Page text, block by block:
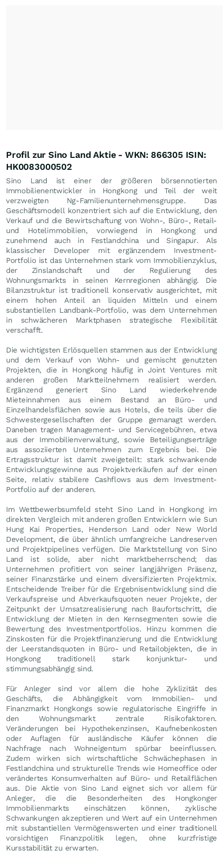
Profil zur Sino Land Aktie - WKN: 866305 ISIN:
HK0083000502
Sino Land ist einer der größeren börsennotierten
Immobilienentwickler in Hongkong und Teil der weit
verzweigten Ng-Familienunternehmensgruppe. Das
Geschäftsmodell konzentriert sich auf die Entwicklung, den
Verkauf und die Bewirtschaftung von Wohn-, Büro-, Retail-
und Hotelimmobilien, vorwiegend in Hongkong und
zunehmend auch in Festlandchina und Singapur. Als
klassischer Developer mit ergänzendem Investment-
Portfolio ist das Unternehmen stark vom Immobilienzyklus,
der Zinslandschaft und der Regulierung des
Wohnungsmarkts in seinen Kernregionen abhängig. Die
Bilanzstruktur ist traditionell konservativ ausgerichtet, mit
einem hohen Anteil an liquiden Mitteln und einem
substantiellen Landbank-Portfolio, was dem Unternehmen
in schwächeren Marktphasen strategische Flexibilität
verschafft.
Die wichtigsten Erlösquellen stammen aus der Entwicklung
und dem Verkauf von Wohn- und gemischt genutzten
Projekten, die in Hongkong häufig in Joint Ventures mit
anderen großen Marktteilnehmern realisiert werden.
Ergänzend generiert Sino Land wiederkehrende
Mieteinnahmen aus einem Bestand an Büro- und
Einzelhandelsflächen sowie aus Hotels, die teils über die
Schwestergesellschaften der Gruppe gemanagt werden.
Daneben tragen Management- und Servicegebühren, etwa
aus der Immobilienverwaltung, sowie Beteiligungserträge
aus assoziierten Unternehmen zum Ergebnis bei. Die
Ertragsstruktur ist damit zweigeteilt: stark schwankende
Entwicklungsgewinne aus Projektverkäufen auf der einen
Seite, relativ stabilere Cashflows aus dem Investment-
Portfolio auf der anderen.
Im Wettbewerbsumfeld steht Sino Land in Hongkong im
direkten Vergleich mit anderen großen Entwicklern wie Sun
Hung Kai Properties, Henderson Land oder New World
Development, die über ähnlich umfangreiche Landreserven
und Projektpipelines verfügen. Die Marktstellung von Sino
Land ist solide, aber nicht marktbeherrschend; das
Unternehmen profitiert von seiner langjährigen Präsenz,
seiner Finanzstärke und einem diversifizierten Projektmix.
Entscheidende Treiber für die Ergebnisentwicklung sind die
Verkaufspreise und Abverkaufsquoten neuer Projekte, der
Zeitpunkt der Umsatzrealisierung nach Baufortschritt, die
Entwicklung der Mieten in den Kernsegmenten sowie die
Bewertung des Investmentportfolios. Hinzu kommen die
Zinskosten für die Projektfinanzierung und die Entwicklung
der Leerstandsquoten in Büro- und Retailobjekten, die in
Hongkong traditionell stark konjunktur- und
stimmungsabhängig sind.
Für Anleger sind vor allem die hohe Zyklizität des
Geschäfts, die Abhängigkeit vom Immobilien- und
Finanzmarkt Hongkongs sowie regulatorische Eingriffe in
den Wohnungsmarkt zentrale Risikofaktoren.
Veränderungen bei Hypothekenzinsen, Kaufnebenkosten
oder Auflagen für ausländische Käufer können die
Nachfrage nach Wohneigentum spürbar beeinflussen.
Zudem wirken sich wirtschaftliche Schwächephasen in
Festlandchina und strukturelle Trends wie Homeoffice oder
verändertes Konsumverhalten auf Büro- und Retailflächen
aus. Die Aktie von Sino Land eignet sich vor allem für
Anleger, die die Besonderheiten des Hongkonger
Immobilienmarkts einschätzen können, zyklische
Schwankungen akzeptieren und Wert auf ein Unternehmen
mit substantiellen Vermögenswerten und einer traditionell
vorsichtigen Finanzpolitik legen, ohne kurzfristige
Kursstabilität zu erwarten.